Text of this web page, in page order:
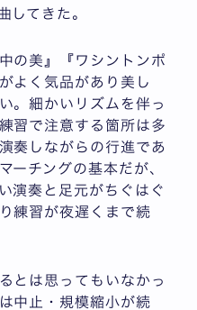
してきた。
の美』『ワシントンポ
よく気品があり美し
。細かいリズムを伴っ
習で注意する箇所は多
奏しながらの行進であ
ーチングの基本だが、
演奏と足元がちぐはぐ
練習が夜遅くまで続
とは思ってもいなかっ
中止・規模縮小が続